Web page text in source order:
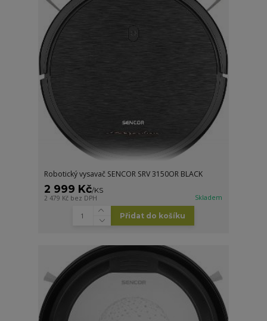
Robotický vysavač SENCOR SRV 3150OR BLACK
2 999 Kč/KS
2 479 Kč bez DPH Skladem
Přidat do košíku